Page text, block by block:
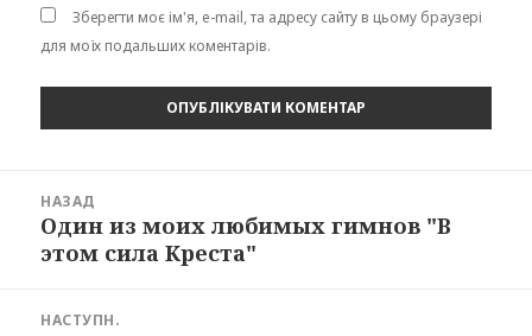
Зберегти моє ім'я, e-mail, та адресу сайту в цьому браузері
для моїх подальших коментарів.
записів
НАЗАД
Попередній
запис:
Один из моих любимых гимнов "В
этом сила Креста"
НАСТУПН.